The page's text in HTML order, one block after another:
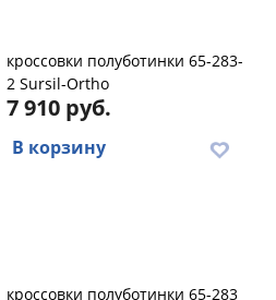
кроссовки полуботинки 65-283-
2 Sursil-Ortho
7 910 руб.
В корзину
кроссовки полуботинки 65-283